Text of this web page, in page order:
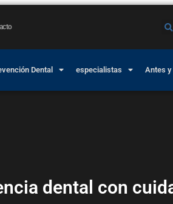
Dental especialistas Antes y
dental con